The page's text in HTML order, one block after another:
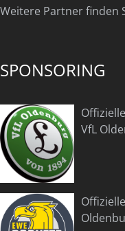
Weitere Partner finden
SPONSORING
VfL